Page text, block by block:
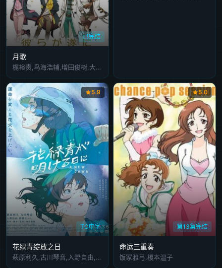
已完结
月歌
梶裕贵,鸟海浩辅,增田俊树,大桥贤一郎,细谷佳正,前野智昭,苍井翔太,柿原彻也,羽多野涉,近藤隆,小野贤章,木村良平,山中真寻,间宫康弘
TC中字
5.9
花绿青绽放之日
萩原利久,古川琴音,入野自由,冈部敬史
第13集完结
5.0
命运三重奏
饭冢雅弓,榎本温子